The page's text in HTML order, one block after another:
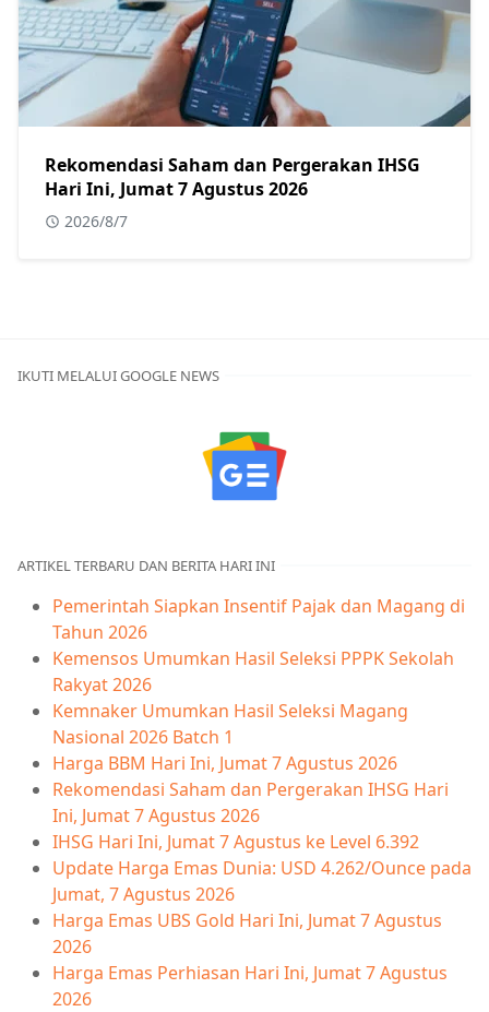
Rekomendasi Saham dan Pergerakan IHSG
Hari Ini, Jumat 7 Agustus 2026
2026/8/7
IKUTI MELALUI GOOGLE NEWS
ARTIKEL TERBARU DAN BERITA HARI INI
Pemerintah Siapkan Insentif Pajak dan Magang di
Tahun 2026
Kemensos Umumkan Hasil Seleksi PPPK Sekolah
Rakyat 2026
Kemnaker Umumkan Hasil Seleksi Magang
Nasional 2026 Batch 1
Harga BBM Hari Ini, Jumat 7 Agustus 2026
Rekomendasi Saham dan Pergerakan IHSG Hari
Ini, Jumat 7 Agustus 2026
IHSG Hari Ini, Jumat 7 Agustus ke Level 6.392
Update Harga Emas Dunia: USD 4.262/Ounce pada
Jumat, 7 Agustus 2026
Harga Emas UBS Gold Hari Ini, Jumat 7 Agustus
2026
Harga Emas Perhiasan Hari Ini, Jumat 7 Agustus
2026